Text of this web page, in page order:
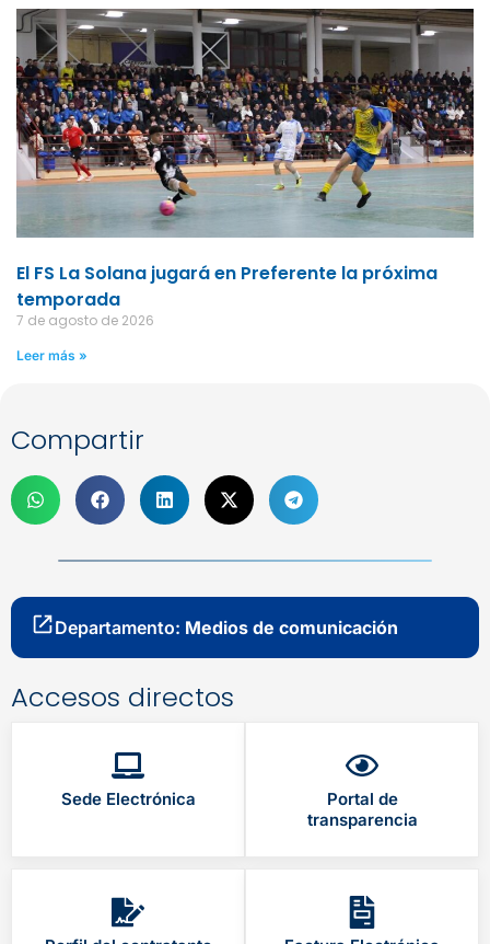
El FS La Solana jugará en Preferente la próxima
temporada
7 de agosto de 2026
Leer más »
Compartir
Departamento: Medios de comunicación
Accesos directos
Sede Electrónica
Portal de
transparencia